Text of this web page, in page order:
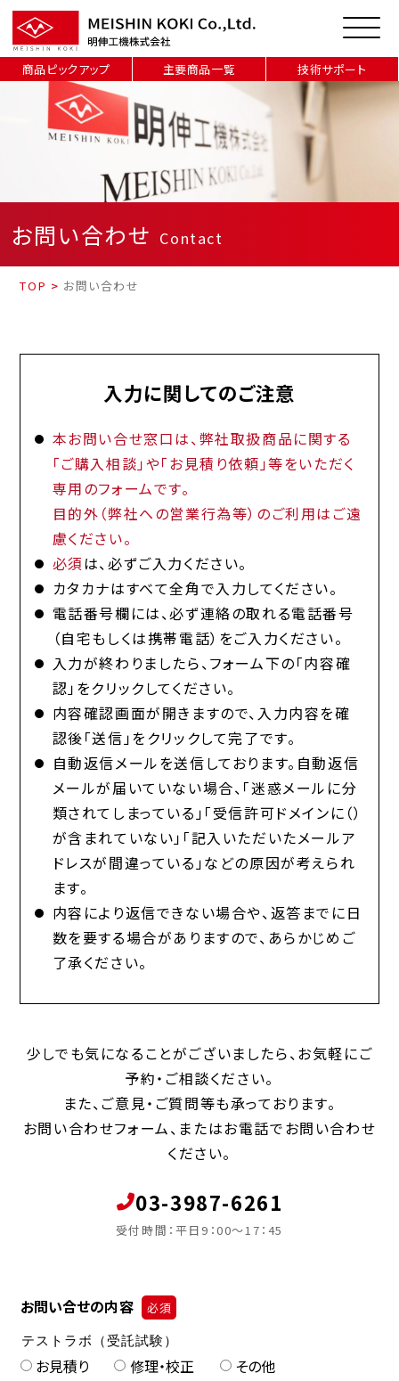
商品ピックアップ 主要商品一覧 技術サポート
お問い合わせ Contact
TOP > お問い合わせ
入力に関してのご注意
本お問い合せ窓口は、弊社取扱商品に関する
「ご購入相談」や「お見積り依頼」等をいただく
専用のフォームです。
目的外（弊社への営業行為等）のご利用はご遠
慮ください。
必須は、必ずご入力ください。
カタカナはすべて全角で入力してください。
電話番号欄には、必ず連絡の取れる電話番号
（自宅もしくは携帯電話）をご入力ください。
入力が終わりましたら、フォーム下の「内容確
認」をクリックしてください。
内容確認画面が開きますので、入力内容を確
認後「送信」をクリックして完了です。
自動返信メールを送信しております。自動返信
メールが届いていない場合、「迷惑メールに分
類されてしまっている」「受信許可ドメインに（）
が含まれていない」「記入いただいたメールア
ドレスが間違っている」などの原因が考えられ
ます。
内容により返信できない場合や、返答までに日
数を要する場合がありますので、あらかじめご
了承ください。
少しでも気になることがございましたら、お気軽にご
予約・ご相談ください。
また、ご意見・ご質問等も承っております。
お問い合わせフォーム、またはお電話でお問い合わせ
ください。
03-3987-6261
受付時間：平日9：00～17：45
お問い合せの内容 必須
お見積り 修理・校正 その他